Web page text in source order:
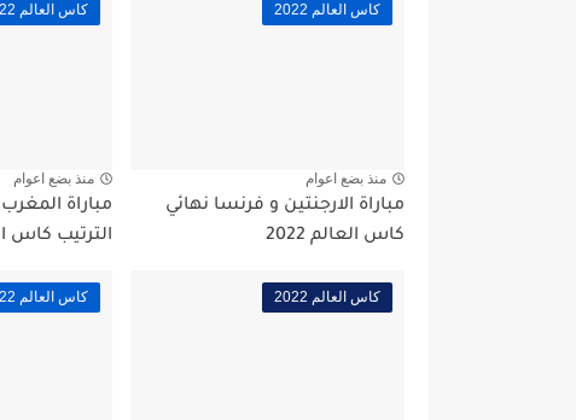
كاس العالم 2022
منذ بضع اعوام
مباراة الارجنتين و فرنسا نهائي
كاس العالم 2022
كاس العالم 2022
منذ بضع اعوام
مباراة المغرب
الترتيب كاس
كاس العالم 2022 كاس العالم 2022